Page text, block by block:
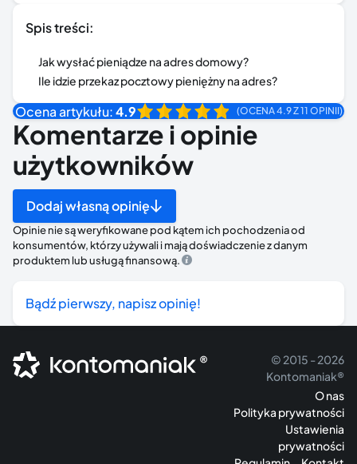
Spis treści:
Jak wysłać pieniądze na adres domowy?
Ile idzie przekaz pocztowy pieniężny na adres?
Ocena artykułu:4.9 (OCENA 4.9 Z 11 OPINII)
Komentarze i opinie
użytkowników
Dodaj własną opinię
Opinie nie są weryfikowane pod kątem ich pochodzenia od
konsumentów, którzy używali i mają doświadczenie z danym
produktem lub usługą finansową.
Bądź pierwszy, napisz opinię!
®
© 2015 - 2026
Kontomaniak®
O nas
Polityka prywatności
Ustawienia
prywatności